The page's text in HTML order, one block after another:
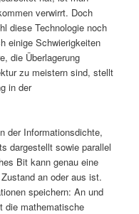
verwirrt. Doch
diese Technologie noch
einige Schwierigkeiten
die Überlagerung
zu meistern sind, stellt
in der
der Informationsdichte,
dargestellt sowie parallel
Bit kann genau eine
an oder aus ist.
speichern: An und
die mathematische